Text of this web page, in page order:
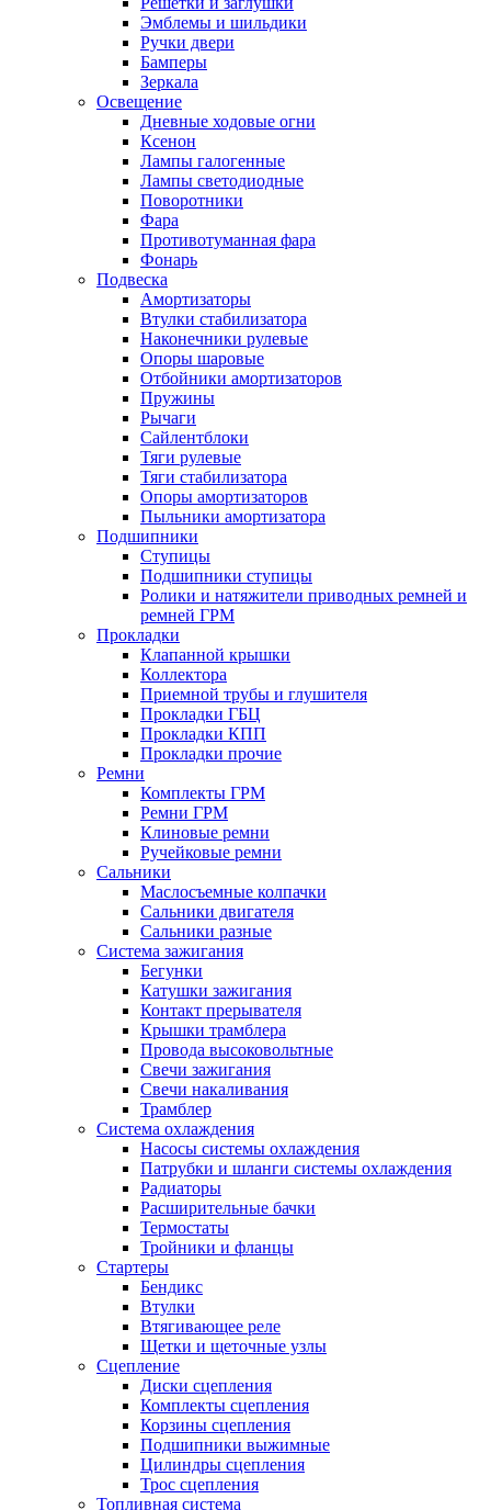
Эмблемы и шильдики
Ручки двери
Бамперы
Зеркала
Освещение
Дневные ходовые огни
Ксенон
Лампы галогенные
Лампы светодиодные
Поворотники
Фара
Противотуманная фара
Фонарь
Подвеска
Амортизаторы
Втулки стабилизатора
Наконечники рулевые
Опоры шаровые
Отбойники амортизаторов
Пружины
Рычаги
Сайлентблоки
Тяги рулевые
Тяги стабилизатора
Опоры амортизаторов
Пыльники амортизатора
Подшипники
Ступицы
Подшипники ступицы
Ролики и натяжители приводных ремней и
ремней ГРМ
Прокладки
Клапанной крышки
Коллектора
Приемной трубы и глушителя
Прокладки ГБЦ
Прокладки КПП
Прокладки прочие
Ремни
Комплекты ГРМ
Ремни ГРМ
Клиновые ремни
Ручейковые ремни
Сальники
Маслосъемные колпачки
Сальники двигателя
Сальники разные
Система зажигания
Бегунки
Катушки зажигания
Контакт прерывателя
Крышки трамблера
Провода высоковольтные
Свечи зажигания
Свечи накаливания
Трамблер
Система охлаждения
Насосы системы охлаждения
Патрубки и шланги системы охлаждения
Радиаторы
Расширительные бачки
Термостаты
Тройники и фланцы
Стартеры
Бендикс
Втулки
Втягивающее реле
Щетки и щеточные узлы
Сцепление
Диски сцепления
Комплекты сцепления
Корзины сцепления
Подшипники выжимные
Цилиндры сцепления
Трос сцепления
Топливная система